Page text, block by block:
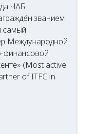
ЧАБ
званием
самый
Международной
финансовой
(Most active
of ITFC in